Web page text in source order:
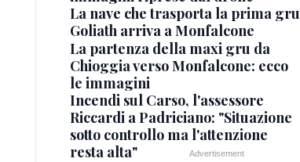
La nave che trasporta la prima gru
Goliath arriva a Monfalcone
La partenza della maxi gru da
Chioggia verso Monfalcone: ecco
le immagini
Incendi sul Carso, l'assessore
Riccardi a Padriciano: "Situazione
sotto controllo ma l'attenzione
resta alta"